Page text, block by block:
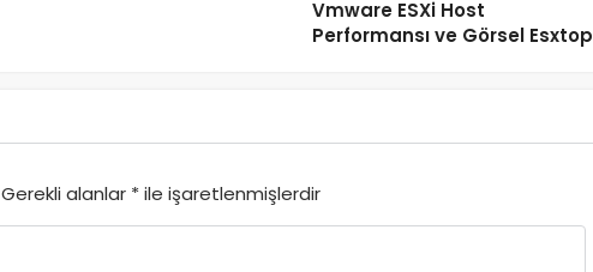
Vmware ESXi Host
Performansı ve Görsel Esxtop
Gerekli alanlar *ile işaretlenmişlerdir